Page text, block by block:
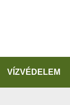
VÍZVÉDELEM